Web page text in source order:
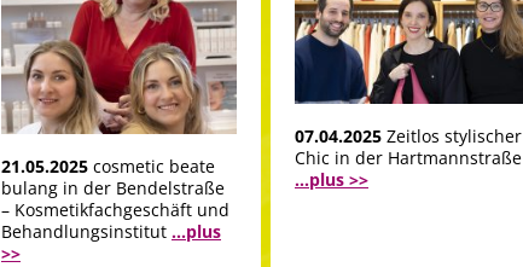
21.05.2025 cosmetic beate
bulang in der Bendelstraße
– Kosmetikfachgeschäft und
Behandlungsinstitut ...plus
>>
07.04.2025 Zeitlos stylischer
Chic in der Hartmannstraße
...plus >>